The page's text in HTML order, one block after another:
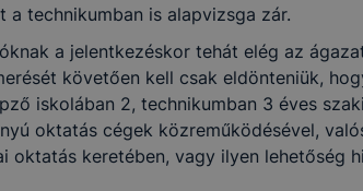
a technikumban is alapvizsga zár.
a jelentkezéskor tehát elég az
követően kell csak eldönteniük,
iskolában 2, technikumban 3 éves
oktatás cégek közreműködésével,
oktatás keretében, vagy ilyen lehetőség